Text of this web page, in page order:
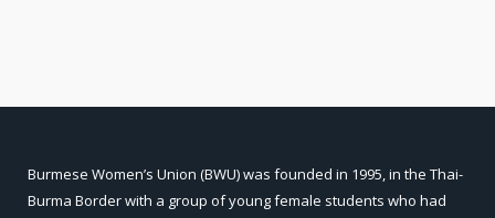
Burmese Women’s Union (BWU) was founded in 1995, in the Thai-
Burma Border with a group of young female students who had